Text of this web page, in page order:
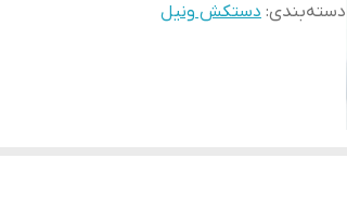
دسته‌بندی: دستکش ونیل